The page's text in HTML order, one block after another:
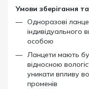
Умови зберігання
Одноразові
індивідуального
особою
Ланцети мають
відносною
уникати впливу
променів